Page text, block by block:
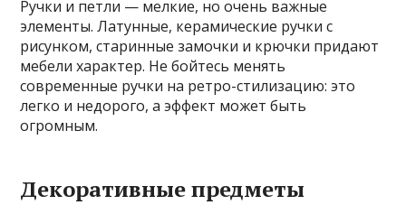
Ручки и петли — мелкие, но очень важные
элементы. Латунные, керамические ручки с
рисунком, старинные замочки и крючки придают
мебели характер. Не бойтесь менять
современные ручки на ретро-стилизацию: это
легко и недорого, а эффект может быть
огромным.
Декоративные предметы